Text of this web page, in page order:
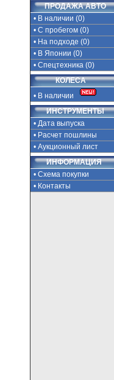
ПРОДАЖА АВТО
• В наличии (0)
• С пробегом (0)
• На подходе (0)
• В Японии (0)
• Спецтехника (0)
КОЛЕСА
• В наличии
ИНСТРУМЕНТЫ
• Дата выпуска
• Расчет пошлины
• Аукционный лист
ИНФОРМАЦИЯ
• Схема покупки
• Контакты